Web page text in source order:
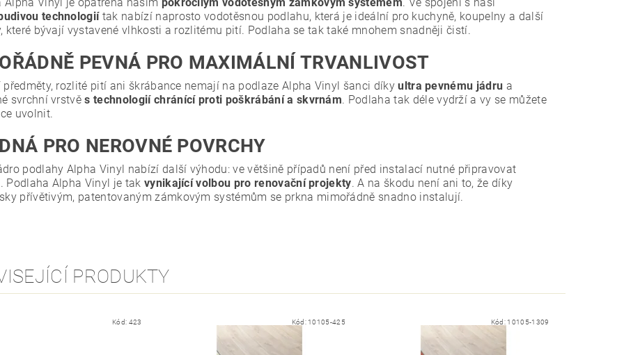
technologiítak nabízí naprosto vodotěsnou podlahu, která je ideální pro kuchyně, koupelny a další
které bývají vystavené vlhkosti a rozlitému pití. Podlaha se tak také mnohem snadněji čistí.
PEVNÁ PRO MAXIMÁLNÍ TRVANLIVOST
předměty, rozlité pití ani škrábance nemají na podlaze Alpha Vinyl šanci díkyultra pevnému jádru a
svrchní vrstvěs technologií chránící proti poškrábání a skvrnám. Podlaha tak déle vydrží a vy se můžete
uvolnit.
PRO NEROVNÉ POVRCHY
podlahy Alpha Vinyl nabízí další výhodu: ve většině případů není před instalací nutné připravovat
Podlaha Alpha Vinyl je tak vynikající volbou pro renovační projekty. A na škodu není ani to, že díky
přívětivým, patentovaným zámkovým systémům se prkna mimořádně snadno instalují.
PRODUKTY
Kód: 423 Kód: 10105-425 Kód: 10105-1309